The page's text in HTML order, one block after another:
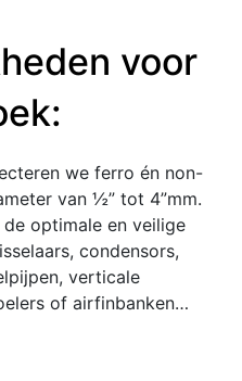
voor
we ferro én non-
van ½” tot 4”mm.
optimale en veilige
condensors,
verticale
of airfinbanken…